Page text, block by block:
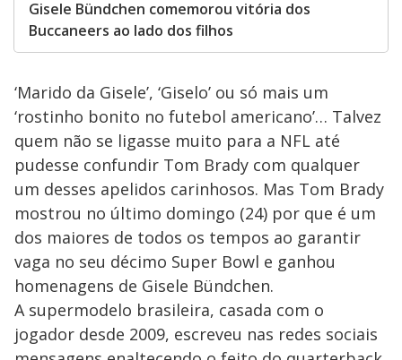
Gisele Bündchen comemorou vitória dos
Buccaneers ao lado dos filhos
‘Marido da Gisele’, ‘Giselo’ ou só mais um
‘rostinho bonito no futebol americano’… Talvez
quem não se ligasse muito para a NFL até
pudesse confundir Tom Brady com qualquer
um desses apelidos carinhosos. Mas Tom Brady
mostrou no último domingo (24) por que é um
dos maiores de todos os tempos ao garantir
vaga no seu décimo Super Bowl e ganhou
homenagens de Gisele Bündchen.
A supermodelo brasileira, casada com o
jogador desde 2009, escreveu nas redes sociais